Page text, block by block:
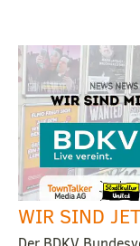
WIR SIND